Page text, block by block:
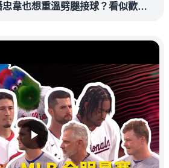
韋也想重溫劈腿接球？看似歡樂